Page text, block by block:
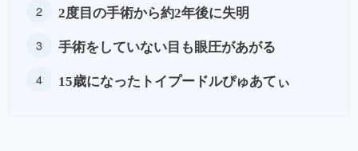
2度目の手術から約2年後に失明
手術をしていない目も眼圧があがる
15歳になったトイプードルぴゅあてぃ